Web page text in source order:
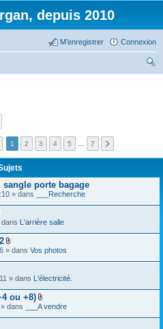
depuis 2010
Connexion
M’enregistrer
1 2 3 4 5 7
sangle porte bagage
» dans ___Recherche
F
c
h
i
e
(
)
o
i
L'arrière salle
F
c
i
e
r
(
» dans Vos photos
» dans L'électricité.
ou +8)
F
c
dans ___A vendre